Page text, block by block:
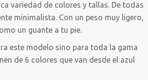
variedad de colores y tallas. De todas
minimalista. Con un peso muy ligero,
un guante a tu pie.
este modelo sino para toda la gama
de 6 colores que van desde el azul